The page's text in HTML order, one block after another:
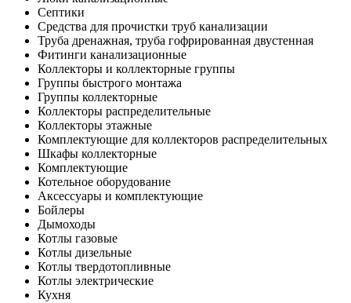
Септики
Средства для прочистки труб канализации
Труба дренажная, труба гофрированная двустенная
Фитинги канализационные
Коллекторы и коллекторные группы
Группы быстрого монтажа
Группы коллекторные
Коллекторы распределительные
Коллекторы этажные
Комплектующие для коллекторов распределительных
Шкафы коллекторные
Комплектующие
Котельное оборудование
Аксессуары и комплектующие
Бойлеры
Дымоходы
Котлы газовые
Котлы дизельные
Котлы твердотопливные
Котлы электрические
Кухня